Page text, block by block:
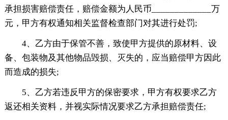
承担损害赔偿责任，赔偿金额为人民币_____________万
元，甲方有权通知相关监督检查部门对其进行处罚;
4、乙方由于保管不善，致使甲方提供的原材料、设
备、包装物及其他物品毁损、灭失的，应当赔偿甲方因此
而造成的损失;
5、乙方若违反甲方的保密要求，甲方有权要求乙方
返还相关资料，并视实际情况要求乙方承担赔偿责任;